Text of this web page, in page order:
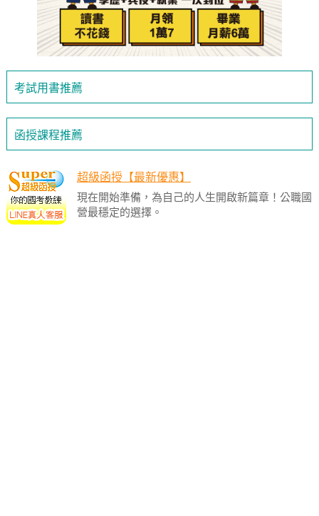
考試用書推薦
函授課程推薦
超級函授【最新優惠】
現在開始準備，為自己的人生開啟新篇章！公職國
營最穩定的選擇。